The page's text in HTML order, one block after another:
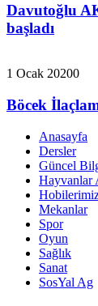
Davutoğlu
başladı
1 Ocak 20200
Böcek
Anasayfa
Dersler
Güncel
Hayvanlar
Mekanlar
Spor
Oyun
Sağlık
Sanat
SosYal Ag